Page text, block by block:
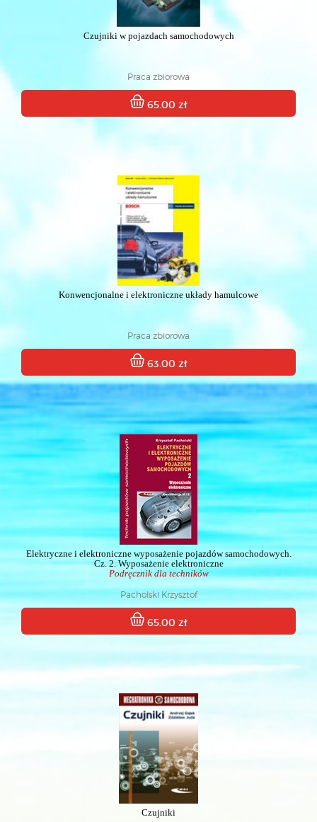
Czujniki w pojazdach samochodowych
Praca zbiorowa
65.00 zł
Konwencjonalne i elektroniczne układy hamulcowe
Praca zbiorowa
63.00 zł
Elektryczne i elektroniczne wyposażenie pojazdów samochodowych.
Cz. 2. Wyposażenie elektroniczne
Podręcznik dla techników
Pacholski Krzysztof
65.00 zł
Czujniki